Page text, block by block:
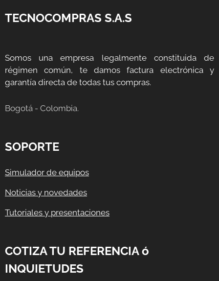
TECNOCOMPRAS S.A.S
Somos una empresa legalmente constituida de
régimen común, te damos factura electrónica y
garantía directa de todas tus compras.
Bogotá - Colombia.
SOPORTE
Simulador de equipos
Noticias y novedades
Tutoriales y presentaciones
COTIZA TU REFERENCIA ó
INQUIETUDES